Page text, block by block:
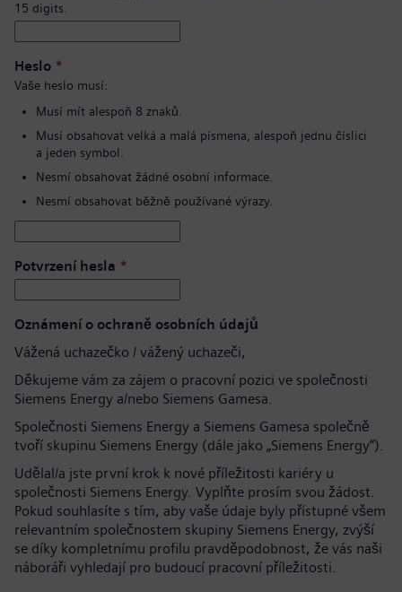
15 digits.
Heslo *
Vaše heslo musí:
Musí mít alespoň 8 znaků.
Musí obsahovat velká a malá písmena, alespoň jednu číslici
a jeden symbol.
Nesmí obsahovat žádné osobní informace.
Nesmí obsahovat běžně používané výrazy.
Potvrzení hesla *
Oznámení o ochraně osobních údajů
Vážená uchazečko / vážený uchazeči,
Děkujeme vám za zájem o pracovní pozici ve společnosti
Siemens Energy a/nebo Siemens Gamesa.
Společnosti Siemens Energy a Siemens Gamesa společně
tvoří skupinu Siemens Energy (dále jako „Siemens Energy“).
Udělal/a jste první krok k nové příležitosti kariéry u
společnosti Siemens Energy. Vyplňte prosím svou žádost.
Pokud souhlasíte s tím, aby vaše údaje byly přístupné všem
relevantním společnostem skupiny Siemens Energy, zvýší
se díky kompletnímu profilu pravděpodobnost, že vás naši
náboráři vyhledají pro budoucí pracovní příležitosti.